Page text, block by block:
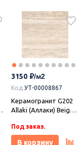
3150
Код УТ-00008867
Керамогранит G202
Allaki (Аллаки) Beige
Гранитея
Под заказ.
В корзину